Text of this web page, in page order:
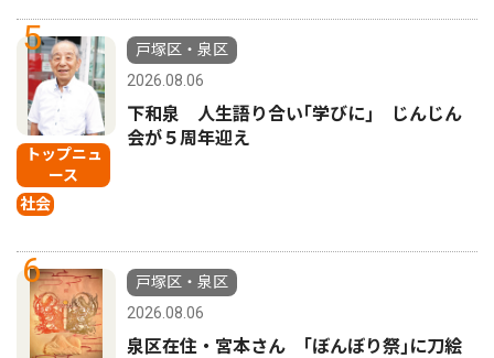
5
トップニュ
ース
社会
戸塚区・泉区
2026.08.06
下和泉 人生語り合い｢学びに｣ じんじん
会が５周年迎え
6
戸塚区・泉区
2026.08.06
泉区在住・宮本さん ｢ぼんぼり祭｣に刀絵